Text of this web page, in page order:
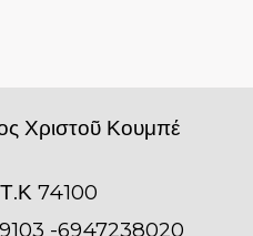
Χριστοῦ Κουμπέ
74100
-6947238020